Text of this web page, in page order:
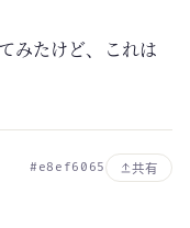
みたけど、これは
#e8ef6065 共有